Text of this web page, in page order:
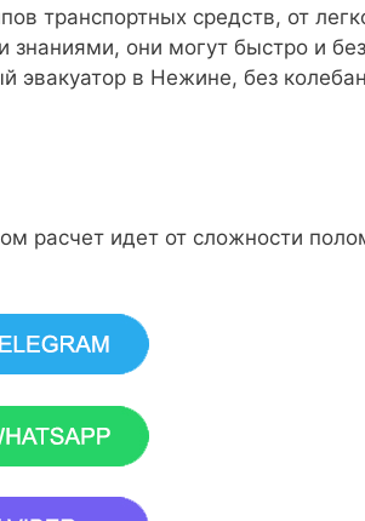
транспортных средств, от
они могут быстро и
эвакуатор в Нежине, без
расчет идет от сложности